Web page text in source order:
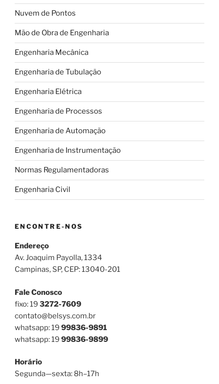
Nuvem de Pontos
Mão de Obra de Engenharia
Engenharia Mecânica
Engenharia de Tubulação
Engenharia Elétrica
Engenharia de Processos
Engenharia de Automação
Engenharia de Instrumentação
Normas Regulamentadoras
Engenharia Civil
ENCONTRE-NOS
Endereço
Av. Joaquim Payolla, 1334
Campinas, SP, CEP: 13040-201
Fale Conosco
fixo: 19 3272-7609
contato@belsys.com.br
whatsapp: 19 99836-9891
whatsapp: 19 99836-9899
Horário
Segunda—sexta: 8h–17h